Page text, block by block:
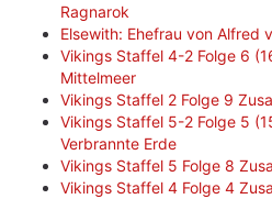
Ragnarok
Elsewith: Ehefrau von Alfred
Vikings Staffel 4-2 Folge 6
Mittelmeer
Vikings Staffel 2 Folge 9
Vikings Staffel 5-2 Folge 5
Verbrannte Erde
Vikings Staffel 5 Folge 8
Vikings Staffel 4 Folge 4